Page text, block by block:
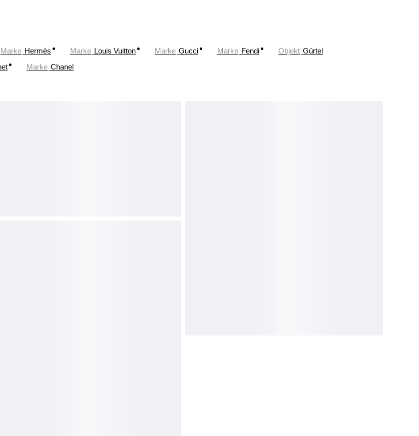
Marke Hermès Marke Louis Vuitton Marke Gucci Marke Fendi Objekt Gürtel
Marke Chanel